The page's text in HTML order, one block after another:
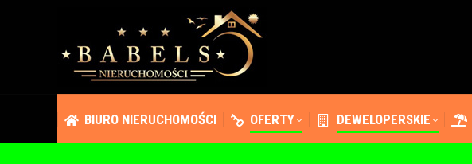
BIURO NIERUCHOMOŚCI OFERTY DEWELOPERSKIE
BIURO NIERUCHOMOŚCI OFERTY